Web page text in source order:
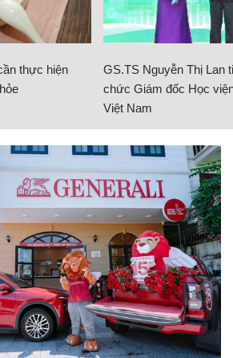
thực hiện
GS.TS Nguyễn Thị Lan
chức Giám đốc Học
Việt Nam